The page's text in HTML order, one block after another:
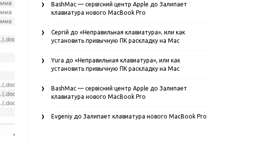
BashMac — сервісний центр Apple до Залипает
клавиатура нового MacBook Pro
Сергій до «Неправильная клавиатура», или как
установить привычную ПК раскладку на Mac
Yura до «Неправильная клавиатура», или как
установить привычную ПК раскладку на Mac
BashMac — сервісний центр Apple до Залипает
клавиатура нового MacBook Pro
Evgeniy до Залипает клавиатура нового MacBook Pro